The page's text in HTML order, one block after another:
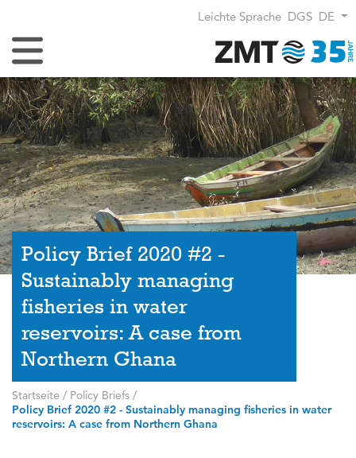
Leichte Sprache DGS DE
Navigation umschalten
Policy Brief 2020 #2 -
Sustainably managing
fisheries in water
reservoirs: A case from
Northern Ghana
Startseite / Policy Briefs /
Policy Brief 2020 #2 - Sustainably managing fisheries in water
reservoirs: A case from Northern Ghana